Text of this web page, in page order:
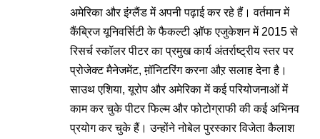
अमेरिका और इंग्लैंड में अपनी पढ़ाई कर रहे हैं। वर्तमान में
कैंब्रिज यूनिवर्सिटी के फैकल्टी अ़ॉफ एजुकेशन में 2015 से
रिसर्च स्कॉलर पीटर का प्रमुख कार्य अंतर्राष्ट्रीय स्तर पर
प्रोजेक्ट मैनेजमेंट, म़ॉनिटरिंग करना औऱ सलाह देना है।
साउथ एशिया, यूरोप और अमेरिका में कई परियोजनाओं में
काम कर चुके पीटर फिल्म और फोटोग्राफी की कई अभिनव
प्रयोग कर चुके हैं। उन्होंने नोबेल पुरस्कार विजेता कैलाश